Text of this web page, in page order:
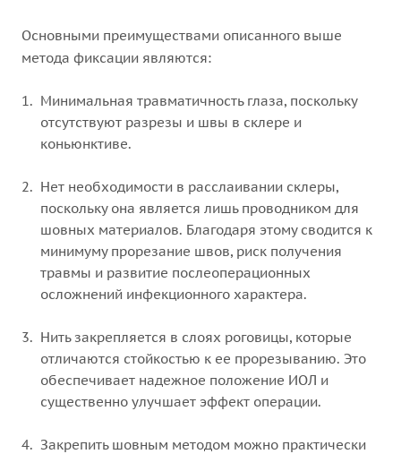
Основными преимуществами описанного выше
метода фиксации являются:
Минимальная травматичность глаза, поскольку
отсутствуют разрезы и швы в склере и
коньюнктиве.
Нет необходимости в расслаивании склеры,
поскольку она является лишь проводником для
шовных материалов. Благодаря этому сводится к
минимуму прорезание швов, риск получения
травмы и развитие послеоперационных
осложнений инфекционного характера.
Нить закрепляется в слоях роговицы, которые
отличаются стойкостью к ее прорезыванию. Это
обеспечивает надежное положение ИОЛ и
существенно улучшает эффект операции.
Закрепить шовным методом можно практически